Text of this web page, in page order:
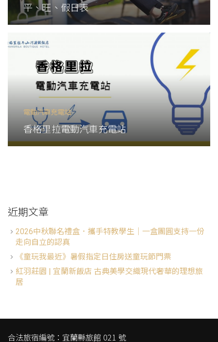
平、旺、假日表
電動汽車充電站
香格里拉電動汽車充電站
近期文章
2026中秋聯名禮盒．攜手特教學生│一盒團圓支持一份
走向自立的認真
《童玩我最近》暑假指定日住房送童玩節門票
紅羽莊園 | 宜蘭新飯店 古典美學交織現代奢華的理想旅
居
合法旅宿編號：宜蘭縣旅館 021 號